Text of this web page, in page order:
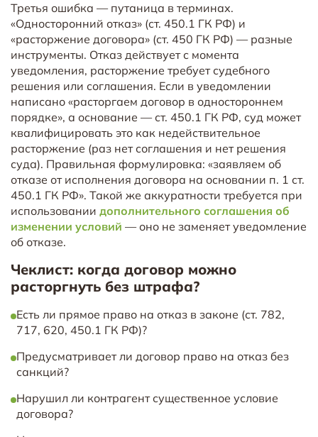
Третья ошибка — путаница в терминах.
«Односторонний отказ» (ст. 450.1 ГК РФ) и
«расторжение договора» (ст. 450 ГК РФ) — разные
инструменты. Отказ действует с момента
уведомления, расторжение требует судебного
решения или соглашения. Если в уведомлении
написано «расторгаем договор в одностороннем
порядке», а основание — ст. 450.1 ГК РФ, суд может
квалифицировать это как недействительное
расторжение (раз нет соглашения и нет решения
суда). Правильная формулировка: «заявляем об
отказе от исполнения договора на основании п. 1 ст.
450.1 ГК РФ». Такой же аккуратности требуется при
использовании дополнительного соглашения об
изменении условий — оно не заменяет уведомление
об отказе.
Чеклист: когда договор можно
расторгнуть без штрафа?
Есть ли прямое право на отказ в законе (ст. 782,
717, 620, 450.1 ГК РФ)?
Предусматривает ли договор право на отказ без
санкций?
Нарушил ли контрагент существенное условие
договора?